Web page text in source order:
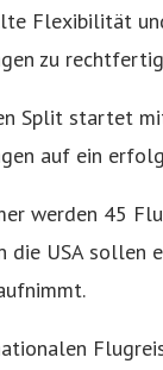
Flexibilität
zu
Split startet
auf ein
werden 45
die USA sollen